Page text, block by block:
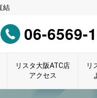
結
06-6569-
リスタ大阪ATC店
アクセス
リ